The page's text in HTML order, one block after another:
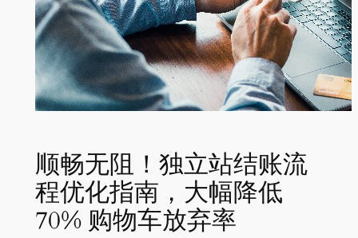
顺畅无阻！独立站结账流
程优化指南，大幅降低
70% 购物车放弃率